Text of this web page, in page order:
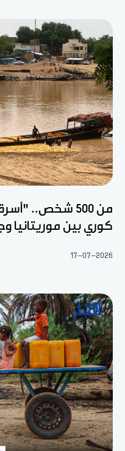
من 500 شخص..
كوري بين موريتانيا
17-07-2026